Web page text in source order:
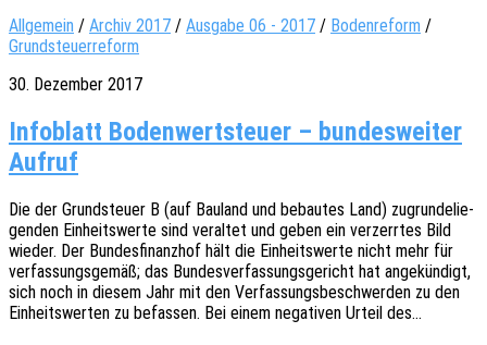
Allgemein / Archiv 2017 / Ausgabe 06 - 2017 / Bodenreform /
Grundsteuerreform
30. Dezember 2017
Info­blatt Boden­wert­steu­er – bun­des­wei­ter
Aufruf
Die der Grund­steu­er B (auf Bauland und bebau­tes Land) zugrun­de­lie­
gen­den Einheits­wer­te sind veral­tet und geben ein verzerr­tes Bild
wieder. Der Bundes­fi­nanz­hof hält die Einheits­wer­te nicht mehr für
verfas­sungs­ge­mäß; das Bundes­ver­fas­sungs­ge­richt hat ange­kün­digt,
sich noch in diesem Jahr mit den Verfas­sungs­be­schwer­den zu den
Einheits­wer­ten zu befas­sen. Bei einem nega­ti­ven Urteil des…